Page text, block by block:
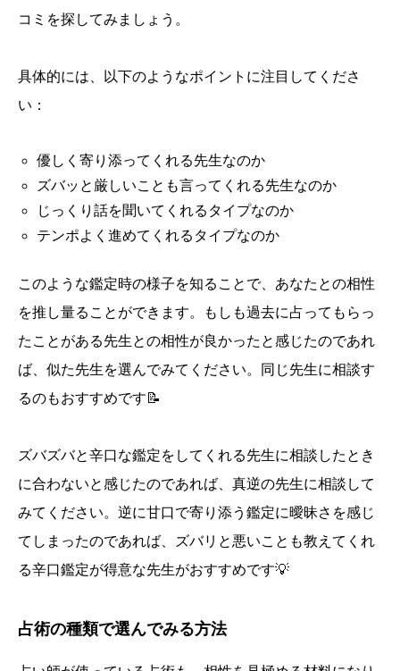
コミを探してみましょう。
具体的には、以下のようなポイントに注目してくださ
い：
優しく寄り添ってくれる先生なのか
ズバッと厳しいことも言ってくれる先生なのか
じっくり話を聞いてくれるタイプなのか
テンポよく進めてくれるタイプなのか
このような鑑定時の様子を知ることで、あなたとの相性
を推し量ることができます。もしも過去に占ってもらっ
たことがある先生との相性が良かったと感じたのであれ
ば、似た先生を選んでみてください。同じ先生に相談す
るのもおすすめです📝
ズバズバと辛口な鑑定をしてくれる先生に相談したとき
に合わないと感じたのであれば、真逆の先生に相談して
みてください。逆に甘口で寄り添う鑑定に曖昧さを感じ
てしまったのであれば、ズバリと悪いことも教えてくれ
る辛口鑑定が得意な先生がおすすめです💡
占術の種類で選んでみる方法